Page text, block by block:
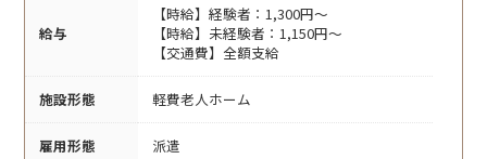
給与
【時給】経験者：1,300円～
【時給】未経験者：1,150円～
【交通費】全額支給
施設形態 軽費老人ホーム
雇用形態 派遣